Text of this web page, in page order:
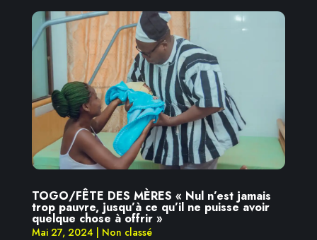
TOGO/FÊTE DES MÈRES « Nul n’est jamais
trop pauvre, jusqu’à ce qu’il ne puisse avoir
quelque chose à offrir »
Mai 27, 2024 | Non classé